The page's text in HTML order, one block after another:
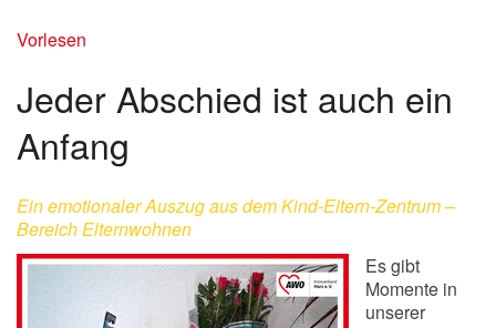
Vorlesen
Jeder Abschied ist auch ein
Anfang
Ein emotionaler Auszug aus dem Kind-Eltern-Zentrum –
Bereich Elternwohnen
Es gibt
Momente in
unserer